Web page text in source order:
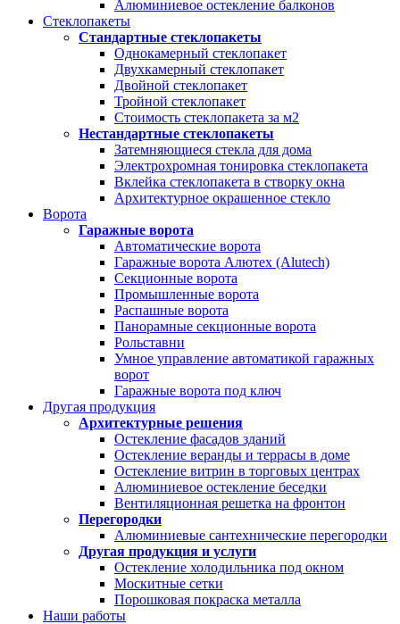
Алюминиевое остекление балконов
Стеклопакеты
Стандартные стеклопакеты
Однокамерный стеклопакет
Двухкамерный стеклопакет
Двойной стеклопакет
Тройной стеклопакет
Стоимость стеклопакета за м2
Нестандартные стеклопакеты
Затемняющиеся стекла для дома
Электрохромная тонировка стеклопакета
Вклейка стеклопакета в створку окна
Архитектурное окрашенное стекло
Ворота
Гаражные ворота
Автоматические ворота
Гаражные ворота Алютех (Alutech)
Секционные ворота
Промышленные ворота
Распашные ворота
Панорамные секционные ворота
Рольставни
Умное управление автоматикой гаражных
ворот
Гаражные ворота под ключ
Другая продукция
Архитектурные решения
Остекление фасадов зданий
Остекление веранды и террасы в доме
Остекление витрин в торговых центрах
Алюминиевое остекление беседки
Вентиляционная решетка на фронтон
Перегородки
Алюминиевые сантехнические перегородки
Другая продукция и услуги
Остекление холодильника под окном
Москитные сетки
Порошковая покраска металла
Наши работы